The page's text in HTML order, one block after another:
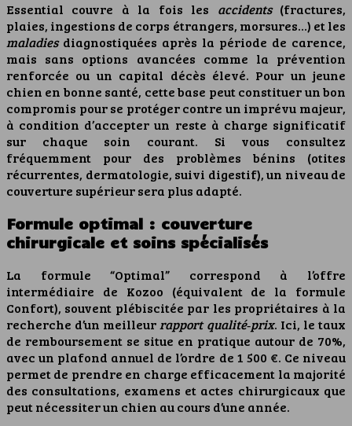
Essential couvre à la fois les accidents(fractures,
plaies, ingestions de corps étrangers, morsures…) et les
maladiesdiagnostiquées après la période de carence,
mais sans options avancées comme la prévention
renforcée ou un capital décès élevé. Pour un jeune
chien en bonne santé, cette base peut constituer un bon
compromis pour se protéger contre un imprévu majeur,
à condition d’accepter un reste à charge significatif
sur chaque soin courant. Si vous consultez
fréquemment pour des problèmes bénins (otites
récurrentes, dermatologie, suivi digestif), un niveau de
couverture supérieur sera plus adapté.
Formule optimal : couverture
chirurgicale et soins spécialisés
La formule “Optimal” correspond à l’offre
intermédiaire de Kozoo (équivalent de la formule
Confort), souvent plébiscitée par les propriétaires à la
recherche d’un meilleur rapport qualité‑prix. Ici, le taux
de remboursement se situe en pratique autour de 70%,
avec un plafond annuel de l’ordre de 1 500 €. Ce niveau
permet de prendre en charge efficacement la majorité
des consultations, examens et actes chirurgicaux que
peut nécessiter un chien au cours d’une année.